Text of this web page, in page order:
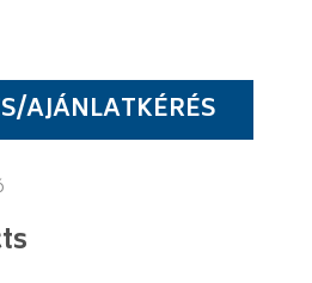
AJÁNLATKÉRÉS